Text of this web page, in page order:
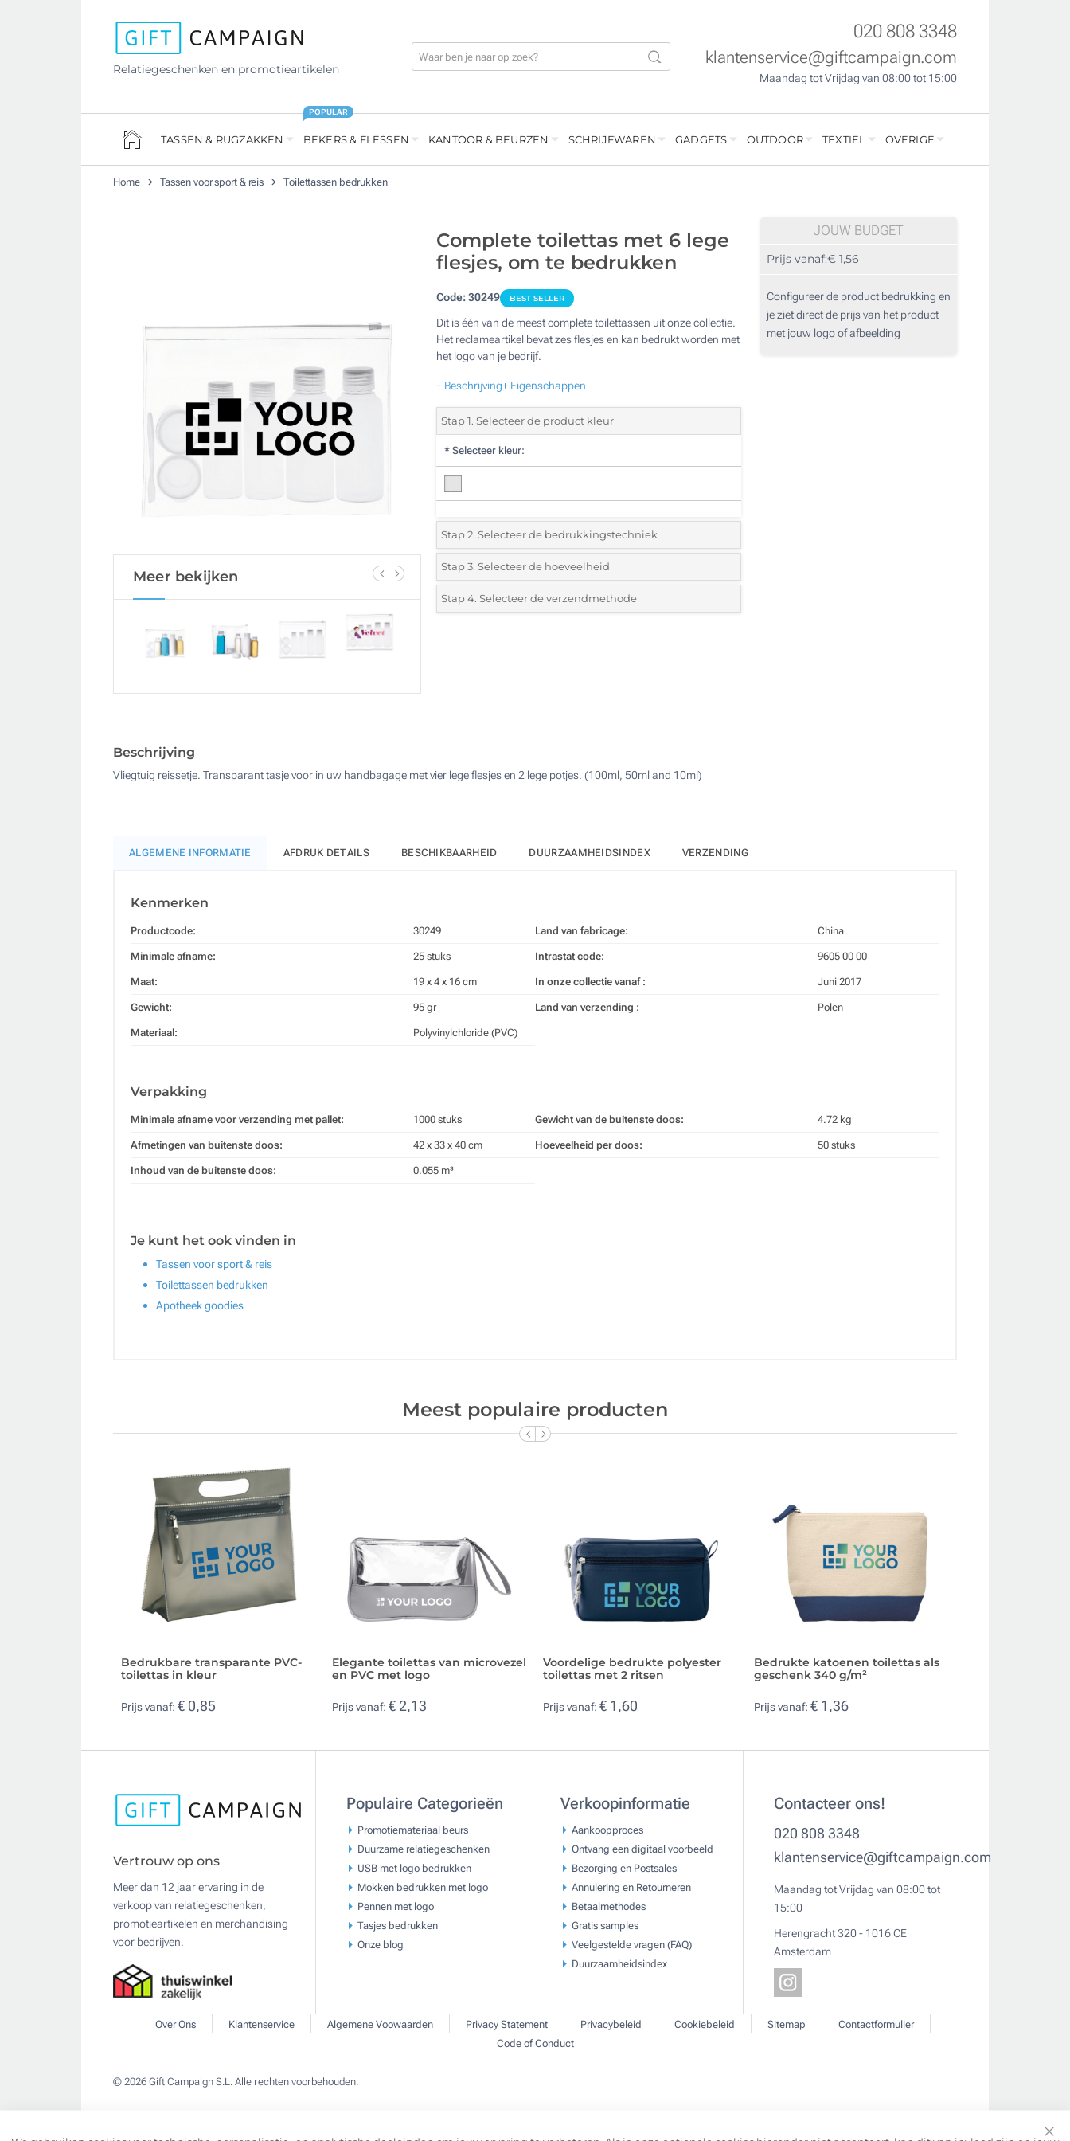
Relatiegeschenken en promotieartikelen
020 808 3348
klantenservice@giftcampaign.com
Maandag tot Vrijdag van 08:00 tot 15:00
TASSEN & RUGZAKKEN BEKERS & FLESSEN
POPULAR
KANTOOR & BEURZEN SCHRIJFWAREN GADGETS OUTDOOR TEXTIEL OVERIGE
Home Tassen voor sport & reis Toilettassen bedrukken
Meer bekijken
Complete toilettas met 6 lege
flesjes, om te bedrukken
Code:30249 BEST SELLER
Dit is één van de meest complete toilettassen uit onze collectie.
Het reclameartikel bevat zes flesjes en kan bedrukt worden met
het logo van je bedrijf.
+ Beschrijving+ Eigenschappen
Stap 1. Selecteer de product kleur
* Selecteer kleur:
Stap 2. Selecteer de bedrukkingstechniek
*Selecteer de bedrukking en kleuren van het logo:
1 Kleur (Aan een kant)
Stap 3. Selecteer de hoeveelheid
*Selecteer uit de lijst of voeg het gewenste aantal in
Stap 4. Selecteer de verzendmethode
JOUW BUDGET
Prijs vanaf:€ 1,56
Configureer de product bedrukking en
je ziet direct de prijs van het product
met jouw logo of afbeelding
Beschrijving
Vliegtuig reissetje. Transparant tasje voor in uw handbagage met vier lege flesjes en 2 lege potjes. (100ml, 50ml and 10ml)
ALGEMENE INFORMATIE AFDRUK DETAILS BESCHIKBAARHEID DUURZAAMHEIDSINDEX VERZENDING
Kenmerken
Productcode: 30249
Minimale afname: 25 stuks
Maat: 19 x 4 x 16 cm
Gewicht: 95 gr
Materiaal: Polyvinylchloride (PVC)
Land van fabricage: China
Intrastat code: 9605 00 00
In onze collectie vanaf : Juni 2017
Land van verzending : Polen
Verpakking
Minimale afname voor verzending met pallet: 1000 stuks
Afmetingen van buitenste doos: 42 x 33 x 40 cm
Inhoud van de buitenste doos: 0.055 m³
Gewicht van de buitenste doos: 4.72 kg
Hoeveelheid per doos: 50 stuks
Je kunt het ook vinden in
Tassen voor sport & reis
Toilettassen bedrukken
Apotheek goodies
Meest populaire producten
Bedrukbare transparante PVC-
toilettas in kleur
Prijs vanaf: € 0,85
Elegante toilettas van microvezel
en PVC met logo
Prijs vanaf: € 2,13
Voordelige bedrukte polyester
toilettas met 2 ritsen
Prijs vanaf: € 1,60
Bedrukte katoenen toilettas als
geschenk 340 g/m²
Prijs vanaf: € 1,36
Vertrouw op ons
Meer dan 12 jaar ervaring in de
verkoop van relatiegeschenken,
promotieartikelen en merchandising
voor bedrijven.
Populaire Categorieën
Promotiemateriaal beurs
Duurzame relatiegeschenken
USB met logo bedrukken
Mokken bedrukken met logo
Pennen met logo
Tasjes bedrukken
Onze blog
Verkoopinformatie
Aankoopproces
Ontvang een digitaal voorbeeld
Bezorging en Postsales
Annulering en Retourneren
Betaalmethodes
Gratis samples
Veelgestelde vragen (FAQ)
Duurzaamheidsindex
Contacteer ons!
020 808 3348
klantenservice@giftcampaign.com
Maandag tot Vrijdag van 08:00 tot
15:00
Herengracht 320 - 1016 CE
Amsterdam
Over Ons Klantenservice Algemene Voowaarden Privacy Statement Privacybeleid Cookiebeleid Sitemap
Contactformulier
Code of Conduct
© 2026 Gift Campaign S.L. Alle rechten voorbehouden.